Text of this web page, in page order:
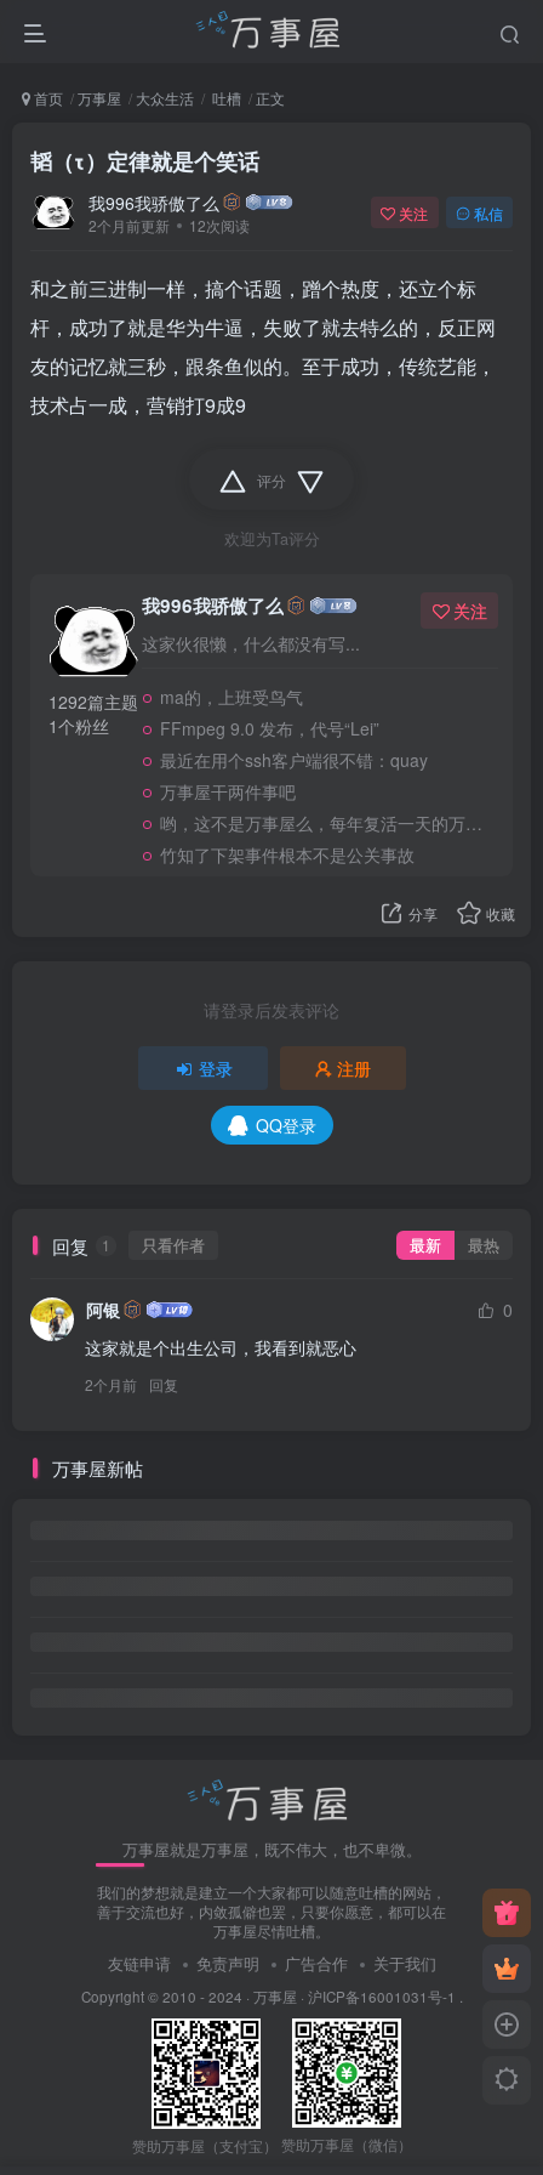
首页 万事屋 大众生活 吐槽 正文
韬（τ）定律就是个笑话
我996我骄傲了么
2个月前更新 12次阅读
关注 私信
和之前三进制一样，搞个话题，蹭个热度，还立个标
杆，成功了就是华为牛逼，失败了就去特么的，反正网
友的记忆就三秒，跟条鱼似的。至于成功，传统艺能，
技术占一成，营销打9成9
评分
欢迎为Ta评分
1292篇主题
1个粉丝
我996我骄傲了么
这家伙很懒，什么都没有写...
关注
ma的，上班受鸟气
FFmpeg 9.0 发布，代号“Lei”
最近在用个ssh客户端很不错：quay
万事屋干两件事吧
哟，这不是万事屋么，每年复活一天的万事屋
竹知了下架事件根本不是公关事故
分享 收藏
请登录后发表评论
登录 注册
QQ登录
回复 1 只看作者 最新 最热
阿银
0
这家就是个出生公司，我看到就恶心
2个月前 回复
万事屋新帖
万事屋就是万事屋，既不伟大，也不卑微。
我们的梦想就是建立一个大家都可以随意吐槽的网站，
善于交流也好，内敛孤僻也罢，只要你愿意，都可以在
万事屋尽情吐槽。
友链申请 免责声明 广告合作 关于我们
Copyright © 2010 - 2024 · 万事屋 · 沪ICP备16001031号-1 .
赞助万事屋（支付宝） 赞助万事屋（微信）